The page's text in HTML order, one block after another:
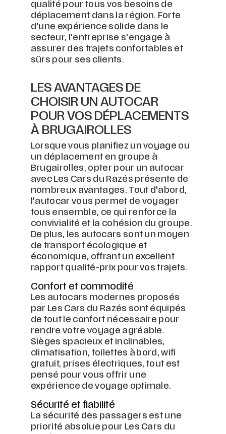
qualité pour tous vos besoins de
déplacement dans la région. Forte
d'une expérience solide dans le
secteur, l'entreprise s'engage à
assurer des trajets confortables et
sûrs pour ses clients.
LES AVANTAGES DE
CHOISIR UN AUTOCAR
POUR VOS DÉPLACEMENTS
À BRUGAIROLLES
Lorsque vous planifiez un voyage ou
un déplacement en groupe à
Brugairolles, opter pour un autocar
avec Les Cars du Razés présente de
nombreux avantages. Tout d'abord,
l'autocar vous permet de voyager
tous ensemble, ce qui renforce la
convivialité et la cohésion du groupe.
De plus, les autocars sont un moyen
de transport écologique et
économique, offrant un excellent
rapport qualité-prix pour vos trajets.
Confort et commodité
Les autocars modernes proposés
par Les Cars du Razés sont équipés
de tout le confort nécessaire pour
rendre votre voyage agréable.
Sièges spacieux et inclinables,
climatisation, toilettes à bord, wifi
gratuit, prises électriques, tout est
pensé pour vous offrir une
expérience de voyage optimale.
Sécurité et fiabilité
La sécurité des passagers est une
priorité absolue pour Les Cars du